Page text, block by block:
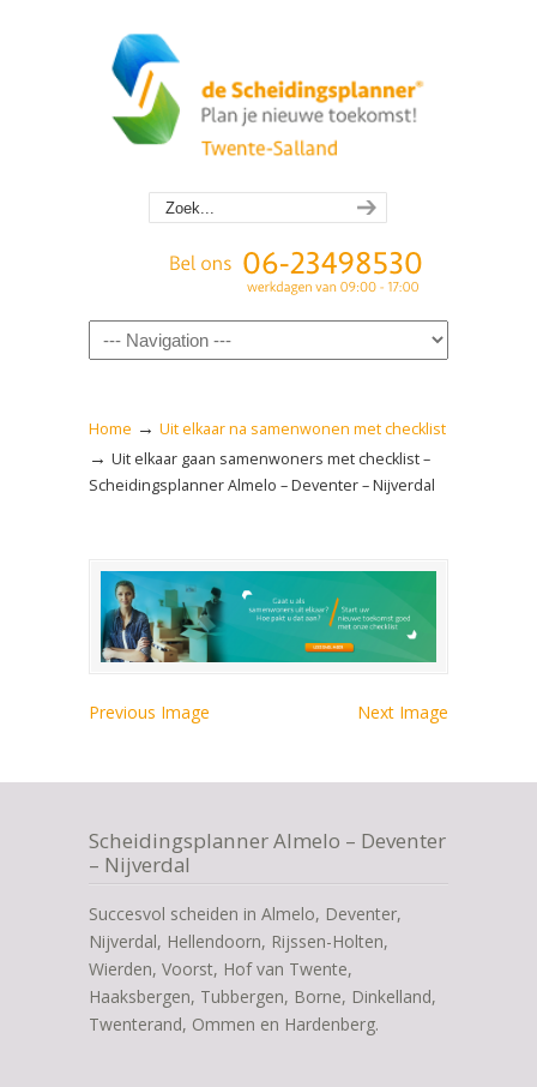
Navigation
Home → Uit elkaar na samenwonen met checklist
→ Uit elkaar gaan samenwoners met checklist –
Scheidingsplanner Almelo – Deventer – Nijverdal
Previous Image Next Image
Scheidingsplanner Almelo – Deventer
– Nijverdal
Succesvol scheiden in Almelo, Deventer,
Nijverdal, Hellendoorn, Rijssen-Holten,
Wierden, Voorst, Hof van Twente,
Haaksbergen, Tubbergen, Borne, Dinkelland,
Twenterand, Ommen en Hardenberg.